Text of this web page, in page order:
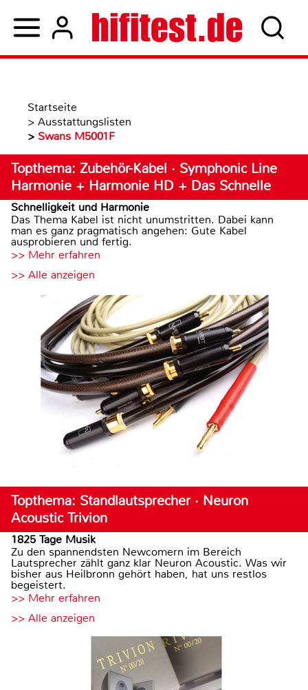
Startseite
> Ausstattungslisten
> Swans M5001F
Topthema: Zubehör-Kabel · Symphonic Line
Harmonie + Harmonie HD + Das Schnelle
Schnelligkeit und Harmonie
Das Thema Kabel ist nicht unumstritten. Dabei kann
man es ganz pragmatisch angehen: Gute Kabel
ausprobieren und fertig.
>> Mehr erfahren
>> Alle anzeigen
Topthema: Standlautsprecher · Neuron
Acoustic Trivion
1825 Tage Musik
Zu den spannendsten Newcomern im Bereich
Lautsprecher zählt ganz klar Neuron Acoustic. Was wir
bisher aus Heilbronn gehört haben, hat uns restlos
begeistert.
>> Mehr erfahren
>> Alle anzeigen